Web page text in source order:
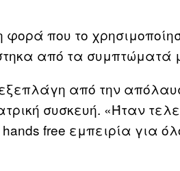
φορά που το
από τα συμπτώματά
από την
συσκευή. «Ήταν
free εμπειρία για